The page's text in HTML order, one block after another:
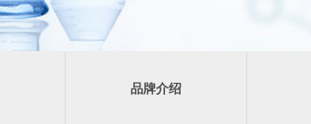
品牌介绍